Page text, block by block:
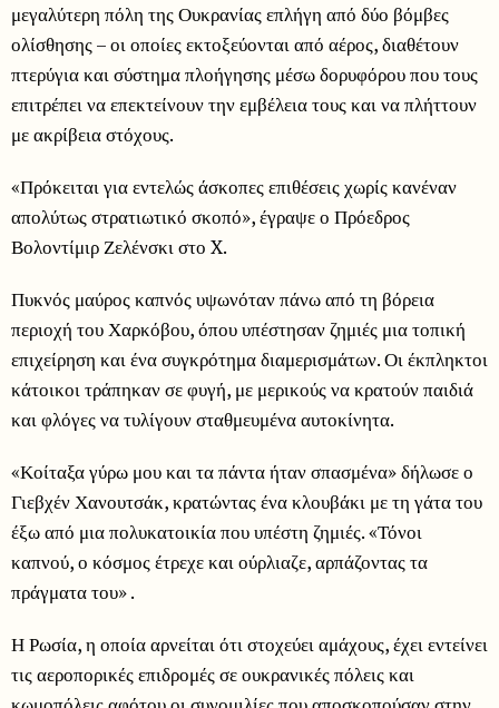
μεγαλύτερη πόλη της Ουκρανίας επλήγη από δύο βόμβες
ολίσθησης – οι οποίες εκτοξεύονται από αέρος, διαθέτουν
πτερύγια και σύστημα πλοήγησης μέσω δορυφόρου που τους
επιτρέπει να επεκτείνουν την εμβέλεια τους και να πλήττουν
με ακρίβεια στόχους.
«Πρόκειται για εντελώς άσκοπες επιθέσεις χωρίς κανέναν
απολύτως στρατιωτικό σκοπό», έγραψε ο Πρόεδρος
Βολοντίμιρ Ζελένσκι στο X.
Πυκνός μαύρος καπνός υψωνόταν πάνω από τη βόρεια
περιοχή του Χαρκόβου, όπου υπέστησαν ζημιές μια τοπική
επιχείρηση και ένα συγκρότημα διαμερισμάτων. Οι έκπληκτοι
κάτοικοι τράπηκαν σε φυγή, με μερικούς να κρατούν παιδιά
και φλόγες να τυλίγουν σταθμευμένα αυτοκίνητα.
«Κοίταξα γύρω μου και τα πάντα ήταν σπασμένα» δήλωσε ο
Γιεβχέν Χανουτσάκ, κρατώντας ένα κλουβάκι με τη γάτα του
έξω από μια πολυκατοικία που υπέστη ζημιές. «Τόνοι
καπνού, ο κόσμος έτρεχε και ούρλιαζε, αρπάζοντας τα
πράγματα του» .
Η Ρωσία, η οποία αρνείται ότι στοχεύει αμάχους, έχει εντείνει
τις αεροπορικές επιδρομές σε ουκρανικές πόλεις και